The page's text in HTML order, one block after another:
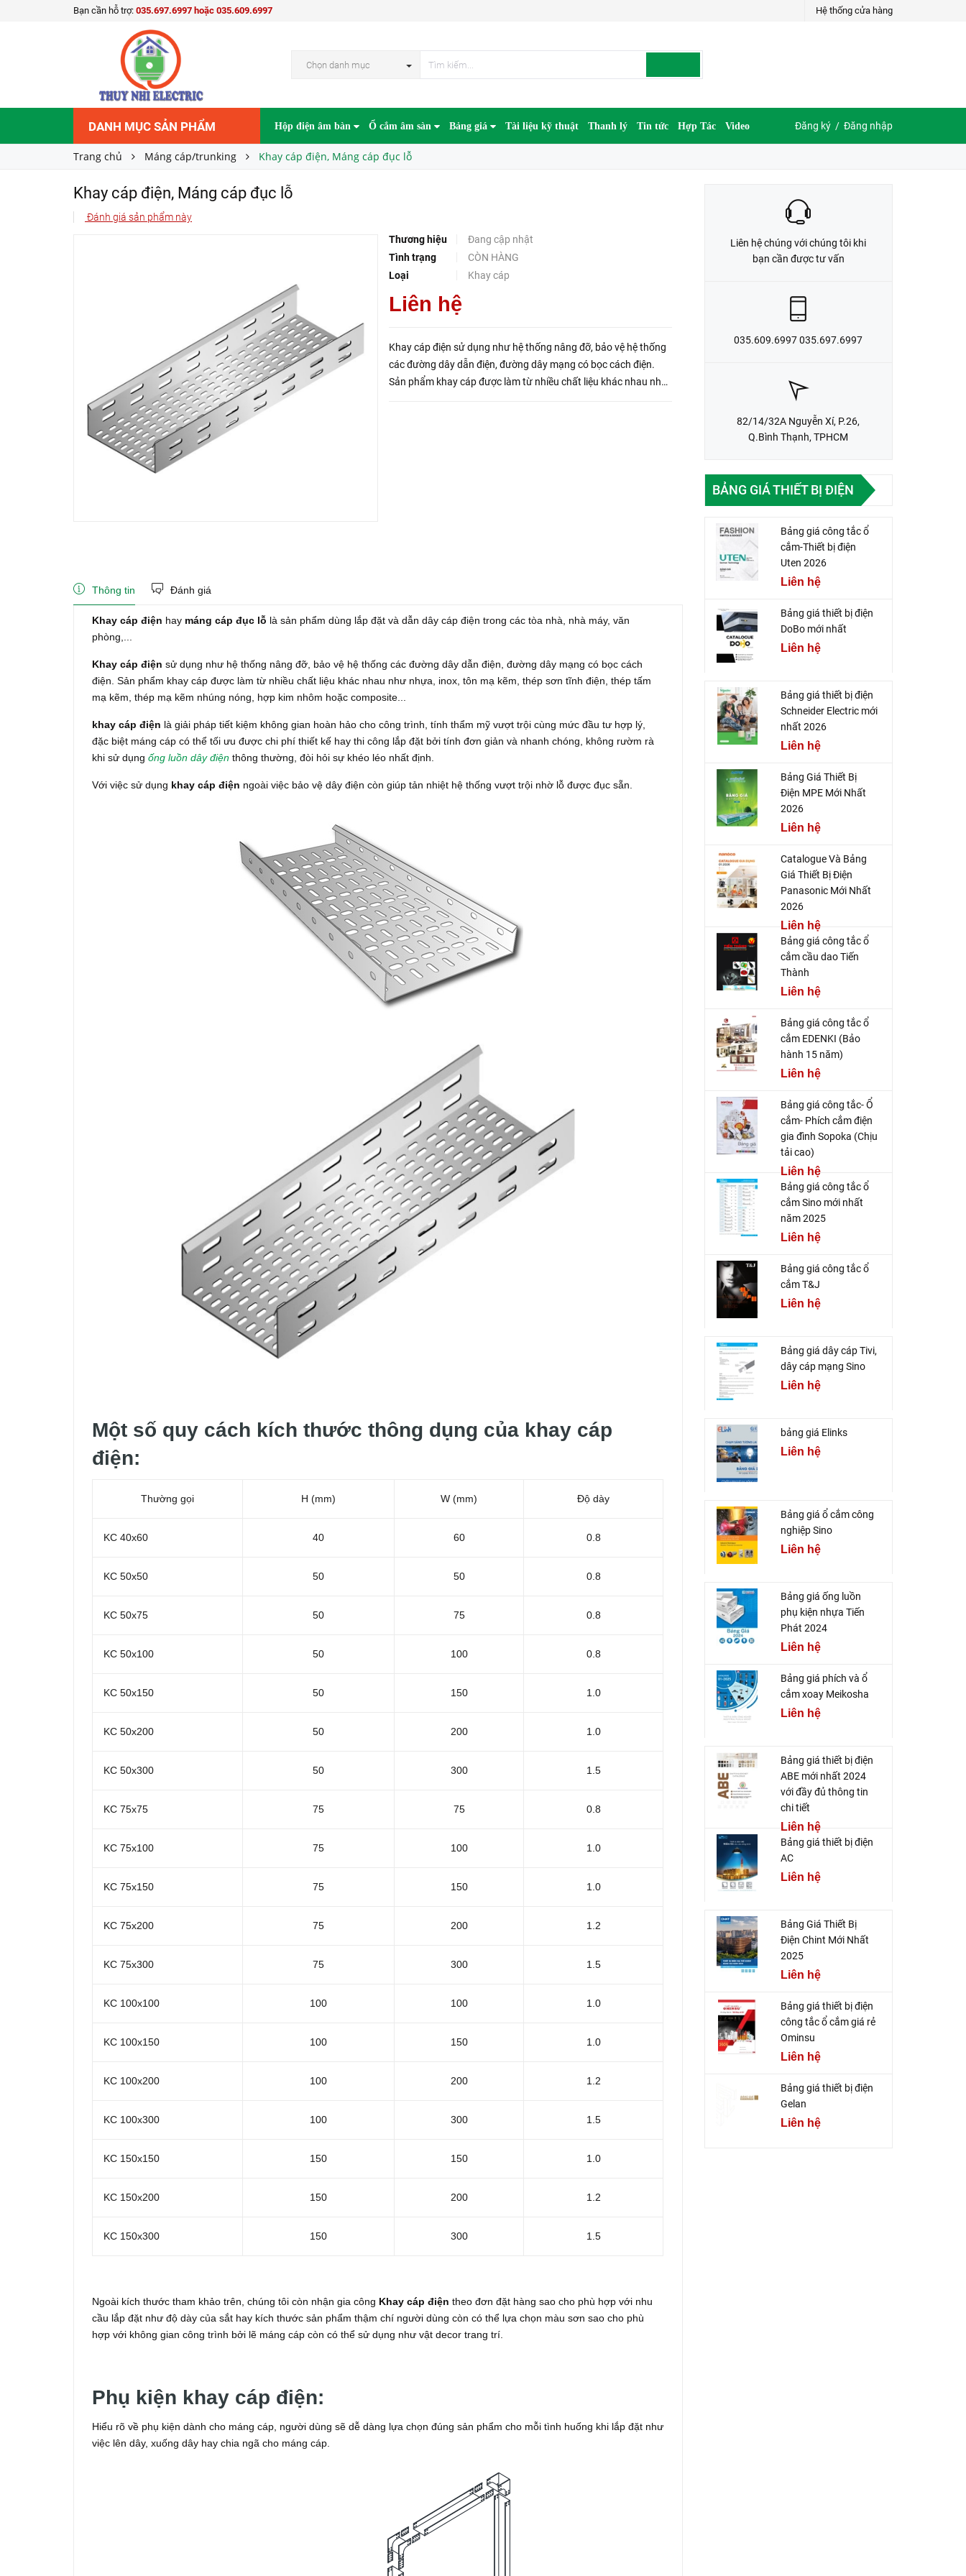
Bạn cần hỗ trợ: 035.697.6997 hoặc 035.609.6997 Hệ thống cửa hàng
Chọn danh mục
DANH MỤC SẢN PHẨM Hộp điện âm bàn Ổ cắm âm sàn Bảng giá Tài liệu kỹ thuật Thanh lý Tin tức Hợp Tác Video Đăng ký / Đăng nhập
Trang chủ Máng cáp/trunking Khay cáp điện, Máng cáp đục lỗ
Khay cáp điện, Máng cáp đục lỗ
Đánh giá sản phẩm này
Thương hiệu
Đang cập nhật
Tình trạng
CÒN HÀNG
Loại
Khay cáp
Liên hệ
Khay cáp điện sử dụng như hệ thống nâng đỡ, bảo vệ hệ thống
các đường dây dẫn điện, đường dây mạng có bọc cách điện.
Sản phẩm khay cáp được làm từ nhiều chất liệu khác nhau như
Khay cáp điện, Máng cáp đục lỗ
Giá bán: Liên hệ
LIÊN HỆ ĐẶT HÀNG
Thông tin Đánh giá
Khay cáp điện hay máng cáp đục lỗ là sản phẩm dùng lắp đặt và dẫn dây cáp điện trong các tòa nhà, nhà máy, văn
phòng,...
Khay cáp điện sử dụng như hệ thống nâng đỡ, bảo vệ hệ thống các đường dây dẫn điện, đường dây mạng có bọc cách
điện. Sản phẩm khay cáp được làm từ nhiều chất liệu khác nhau như nhựa, inox, tôn mạ kẽm, thép sơn tĩnh điện, thép tấm
mạ kẽm, thép mạ kẽm nhúng nóng, hợp kim nhôm hoặc composite...
khay cáp điện là giải pháp tiết kiệm không gian hoàn hảo cho công trình, tính thẩm mỹ vượt trội cùng mức đầu tư hợp lý,
đặc biệt máng cáp có thể tối ưu được chi phí thiết kế hay thi công lắp đặt bởi tính đơn giản và nhanh chóng, không rườm rà
khi sử dụng ống luồn dây điện thông thường, đòi hỏi sự khéo léo nhất định.
Với việc sử dụng khay cáp điện ngoài việc bảo vệ dây điện còn giúp tản nhiệt hệ thống vượt trội nhờ lỗ được đục sẵn.
Một số quy cách kích thước thông dụng của khay cáp
điện:
Thường gọi H (mm) W (mm) Độ dày
KC 40x60 40 60 0.8
KC 50x50 50 50 0.8
KC 50x75 50 75 0.8
KC 50x100 50 100 0.8
KC 50x150 50 150 1.0
KC 50x200 50 200 1.0
KC 50x300 50 300 1.5
KC 75x75 75 75 0.8
KC 75x100 75 100 1.0
KC 75x150 75 150 1.0
KC 75x200 75 200 1.2
KC 75x300 75 300 1.5
KC 100x100 100 100 1.0
KC 100x150 100 150 1.0
KC 100x200 100 200 1.2
KC 100x300 100 300 1.5
KC 150x150 150 150 1.0
KC 150x200 150 200 1.2
KC 150x300 150 300 1.5
Ngoài kích thước tham khảo trên, chúng tôi còn nhận gia công Khay cáp điện theo đơn đặt hàng sao cho phù hợp với nhu
cầu lắp đặt như độ dày của sắt hay kích thước sản phẩm thậm chí người dùng còn có thể lựa chọn màu sơn sao cho phù
hợp với không gian công trình bởi lẽ máng cáp còn có thể sử dụng như vật decor trang trí.
Phụ kiện khay cáp điện:
Hiểu rõ về phụ kiện dành cho máng cáp, người dùng sẽ dễ dàng lựa chọn đúng sản phẩm cho mỗi tình huống khi lắp đặt như
việc lên dây, xuống dây hay chia ngã cho máng cáp.
Liên hệ chúng với chúng tôi khi
bạn cần được tư vấn
035.609.6997 035.697.6997
82/14/32A Nguyễn Xí, P.26,
Q.Bình Thạnh, TPHCM
BẢNG GIÁ THIẾT BỊ ĐIỆN
Bảng giá công tắc ổ
cắm-Thiết bị điện
Uten 2026
Liên hệ
Bảng giá thiết bị điện
DoBo mới nhất
Liên hệ
Bảng giá thiết bị điện
Schneider Electric mới
nhất 2026
Liên hệ
Bảng Giá Thiết Bị
Điện MPE Mới Nhất
2026
Liên hệ
Catalogue Và Bảng
Giá Thiết Bị Điện
Panasonic Mới Nhất
2026
Liên hệ
Bảng giá công tắc ổ
cắm cầu dao Tiến
Thành
Liên hệ
Bảng giá công tắc ổ
cắm EDENKI (Bảo
hành 15 năm)
Liên hệ
Bảng giá công tắc- Ổ
cắm- Phích cắm điện
gia đình Sopoka (Chịu
tải cao)
Liên hệ
Bảng giá công tắc ổ
cắm Sino mới nhất
năm 2025
Liên hệ
Bảng giá công tắc ổ
cắm T&J
Liên hệ
Bảng giá dây cáp Tivi,
dây cáp mạng Sino
Liên hệ
bảng giá Elinks
Liên hệ
Bảng giá ổ cắm công
nghiệp Sino
Liên hệ
Bảng giá ống luồn
phụ kiện nhựa Tiến
Phát 2024
Liên hệ
Bảng giá phích và ổ
cắm xoay Meikosha
Liên hệ
Bảng giá thiết bị điện
ABE mới nhất 2024
với đầy đủ thông tin
chi tiết
Liên hệ
Bảng giá thiết bị điện
AC
Liên hệ
Bảng Giá Thiết Bị
Điện Chint Mới Nhất
2025
Liên hệ
Bảng giá thiết bị điện
công tắc ổ cắm giá rẻ
Ominsu
Liên hệ
Bảng giá thiết bị điện
Gelan
Liên hệ